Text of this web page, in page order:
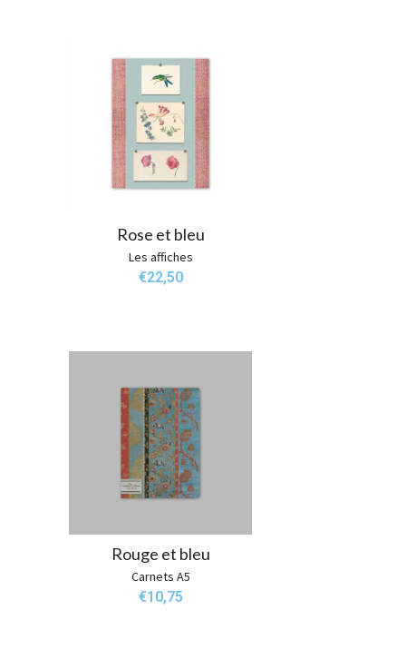
Rose et bleu
Les affiches
€22,50
Rouge et bleu
Carnets A5
€10,75